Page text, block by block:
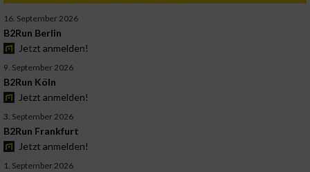
16. September 2026
B2Run Berlin
Jetzt anmelden!
9. September 2026
B2Run Köln
Jetzt anmelden!
3. September 2026
B2Run Frankfurt
Jetzt anmelden!
1. September 2026